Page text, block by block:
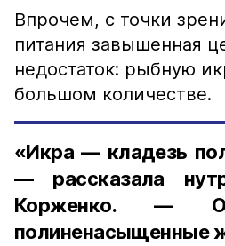
Впрочем, с точки
питания завышенная
недостаток: рыбную
большом количестве.
«Икра — кладезь
— рассказала
Корженко. —
полиненасыщенные